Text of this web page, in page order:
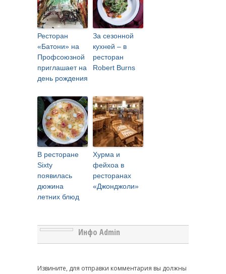
Ресторан
«Батони» на
Профсоюзной
приглашает на
день рождения
За сезонной
кухней – в
ресторан
Robert Burns
В ресторане
Sixty
появилась
дюжина
летних блюд
Хурма и
фейхоа в
ресторанах
«Джонджоли»
Инфо Admin
Извините, для отправки комментария вы должны